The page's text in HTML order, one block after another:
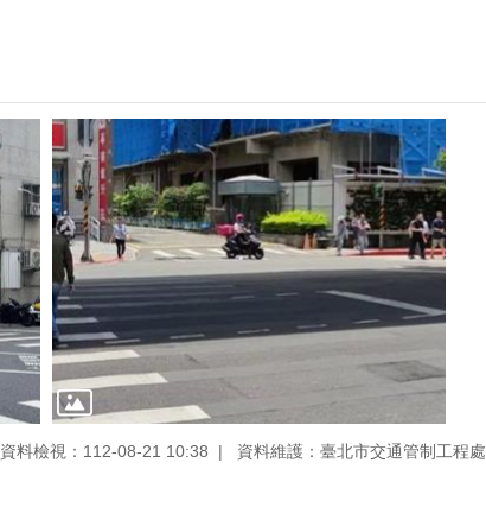
資料檢視：112-08-21 10:38 資料維護：臺北市交通管制工程處